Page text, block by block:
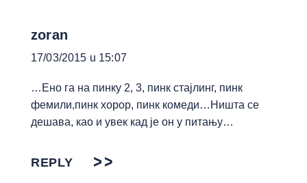
zoran
17/03/2015 u 15:07
…Ено га на пинку 2, 3, пинк стајлинг, пинк
фемили,пинк хорор, пинк комеди…Ништа се
дешава, као и увек кад је он у питању…
REPLY